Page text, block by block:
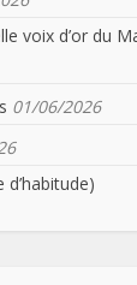
voix d’or du
01/06/2026